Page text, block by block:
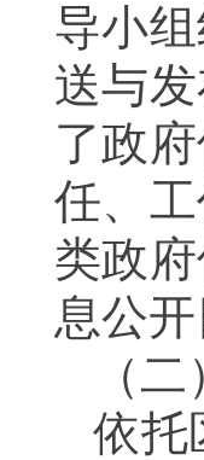
导小
送与
了政
任、
类政
息公开
（
依托